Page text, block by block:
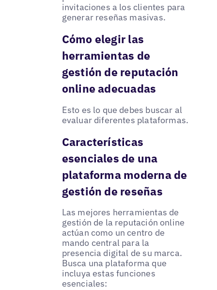
invitaciones a los clientes para
generar reseñas masivas.
Cómo elegir las
herramientas de
gestión de reputación
online adecuadas
Esto es lo que debes buscar al
evaluar diferentes plataformas.
Características
esenciales de una
plataforma moderna de
gestión de reseñas
Las mejores herramientas de
gestión de la reputación online
actúan como un centro de
mando central para la
presencia digital de su marca.
Busca una plataforma que
incluya estas funciones
esenciales: